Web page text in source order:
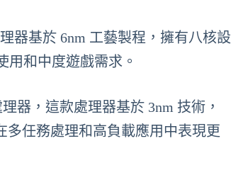
器基於 6nm 工藝製程，擁有八核設
用和中度遊戲需求。
器，這款處理器基於 3nm 技術，
多任務處理和高負載應用中表現更